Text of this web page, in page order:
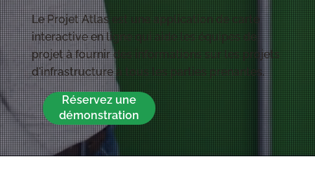
Le Projet Atlas est une application de carte
interactive en ligne qui aide les équipes de
projet à fournir des informations sur les projets
d'infrastructure à tous les parties prenantes.
Réservez une
démonstration